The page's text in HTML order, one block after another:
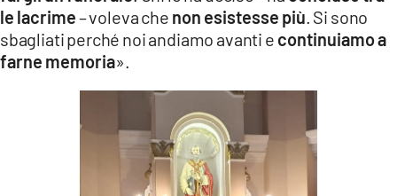
le lacrime– voleva che non esistesse più. Si sono
sbagliati perché noi andiamo avanti e continuiamo a
farne memoria».